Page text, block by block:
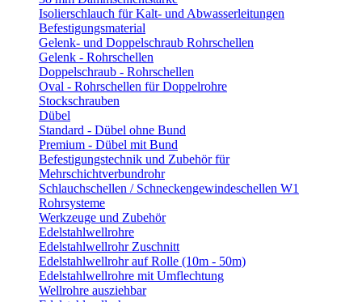
Isolierschlauch für Kalt- und Abwasserleitungen
Befestigungsmaterial
Gelenk- und Doppelschraub Rohrschellen
Gelenk - Rohrschellen
Doppelschraub - Rohrschellen
Oval - Rohrschellen für Doppelrohre
Stockschrauben
Dübel
Standard - Dübel ohne Bund
Premium - Dübel mit Bund
Befestigungstechnik und Zubehör für
Mehrschichtverbundrohr
Schlauchschellen / Schneckengewindeschellen W1
Rohrsysteme
Werkzeuge und Zubehör
Edelstahlwellrohre
Edelstahlwellrohr Zuschnitt
Edelstahlwellrohr auf Rolle (10m - 50m)
Edelstahlwellrohre mit Umflechtung
Wellrohre ausziehbar